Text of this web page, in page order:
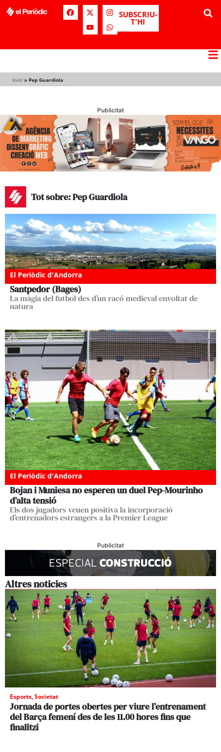
SUBSCRIU-
T'HI
Inici » Pep Guardiola
Publicitat
Tot sobre: Pep Guardiola
El Periòdic d'Andorra
Santpedor (Bages)
La màgia del futbol des d’un racó medieval envoltat de
natura
El Periòdic d'Andorra
Bojan i Muniesa no esperen un duel Pep-Mourinho
d’alta tensió
Els dos jugadors veuen positiva la incorporació
d’entrenadors estrangers a la Premier League
Publicitat
Altres noticies
Esports,Societat
Jornada de portes obertes per viure l’entrenament
del Barça femení des de les 11.00 hores fins que
finalitzi